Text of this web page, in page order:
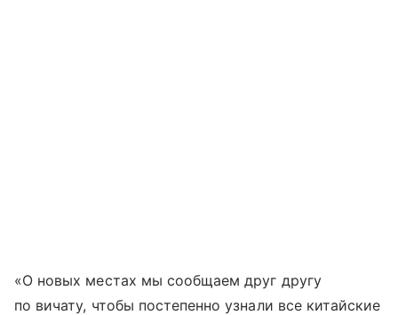
«О новых местах мы сообщаем друг другу
по вичату, чтобы постепенно узнали все китайские